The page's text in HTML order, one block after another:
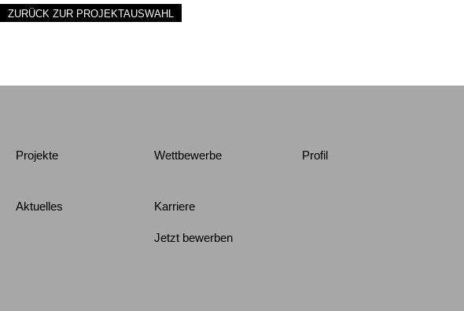
ZURÜCK ZUR PROJEKTAUSWAHL
Projekte
Aktuelles
Wettbewerbe
Karriere
Jetzt bewerben
Profil